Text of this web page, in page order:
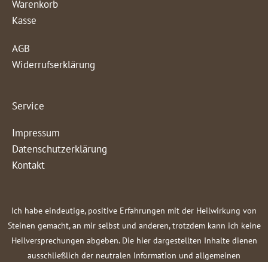
Warenkorb
Kasse
AGB
Widerrufserklärung
Service
Impressum
Datenschutzerklärung
Kontakt
Ich habe eindeutige, positive Erfahrungen mit der Heilwirkung von
Steinen gemacht, an mir selbst und anderen, trotzdem kann ich keine
Heilversprechungen abgeben. Die hier dargestellten Inhalte dienen
ausschließlich der neutralen Information und allgemeinen